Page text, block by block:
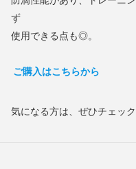
ず
使用できる点も◎。
ご購入はこちらから
気になる方は、ぜひチェッ